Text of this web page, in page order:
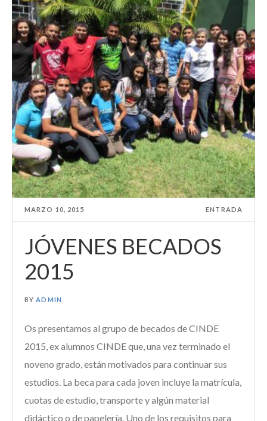
MARZO 10, 2015 ENTRADA
JÓVENES BECADOS
2015
BYADMIN
Os presentamos al grupo de becados de CINDE
2015, ex alumnos CINDE que, una vez terminado el
noveno grado, están motivados para continuar sus
estudios. La beca para cada joven incluye la matrícula,
cuotas de estudio, transporte y algún material
didáctico o de papelería. Uno de los requisitos para